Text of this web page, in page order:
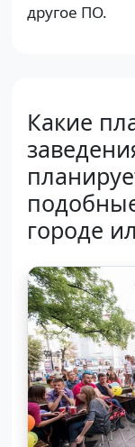
другое ПО.
Какие
городе